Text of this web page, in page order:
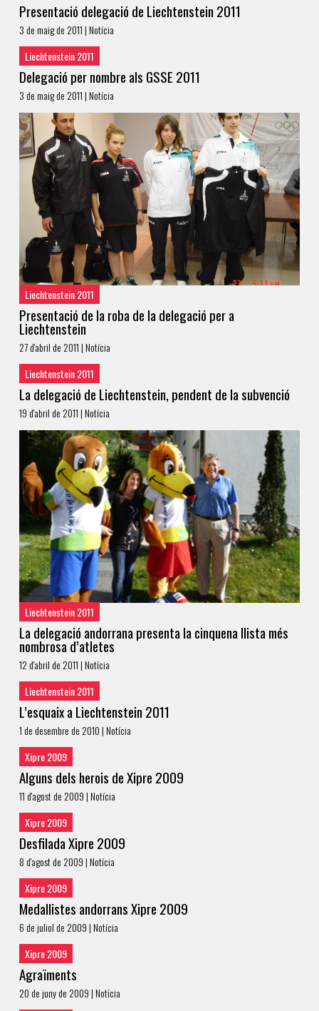
Presentació delegació de Liechtenstein 2011
3 de maig de 2011 | Notícia
Liechtenstein 2011
Delegació per nombre als GSSE 2011
3 de maig de 2011 | Notícia
Liechtenstein 2011
Presentació de la roba de la delegació per a
Liechtenstein
27 d'abril de 2011 | Notícia
Liechtenstein 2011
La delegació de Liechtenstein, pendent de la subvenció
19 d'abril de 2011 | Notícia
Liechtenstein 2011
La delegació andorrana presenta la cinquena llista més
nombrosa d’atletes
12 d'abril de 2011 | Notícia
Liechtenstein 2011
L’esquaix a Liechtenstein 2011
1 de desembre de 2010 | Notícia
Xipre 2009
Alguns dels herois de Xipre 2009
11 d'agost de 2009 | Notícia
Xipre 2009
Desfilada Xipre 2009
8 d'agost de 2009 | Notícia
Xipre 2009
Medallistes andorrans Xipre 2009
6 de juliol de 2009 | Notícia
Xipre 2009
Agraïments
20 de juny de 2009 | Notícia